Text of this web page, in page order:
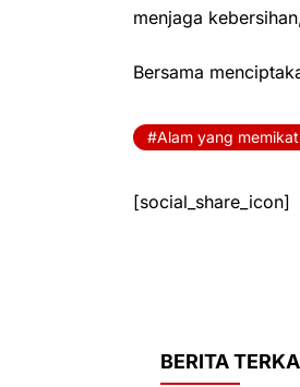
menjaga
Bersama
Alam yang memikat
[social_share_icon]
BERITA